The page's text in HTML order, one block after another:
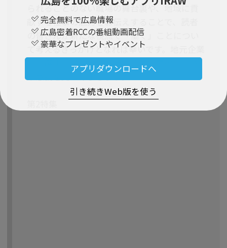
完全無料で広島情報
広島密着RCCの番組動画配信
豪華なプレゼントやイベント
アプリダウンロードへ
引き続きWeb版を使う
られることのない職場の舞台裏や、地域に貢
献する仕事の魅力をお伝えすることで、読者
の皆さんが新たな視点で「働く」ことについ
て考えるきっかけとなれば幸いです。地元企業
で活躍する人々の姿を通じて、仕事の面白さ
や意義を見つけましょう。